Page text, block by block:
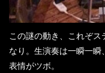
この謎の動き、これぞス
なり。生演奏は一瞬一
表情がツボ。